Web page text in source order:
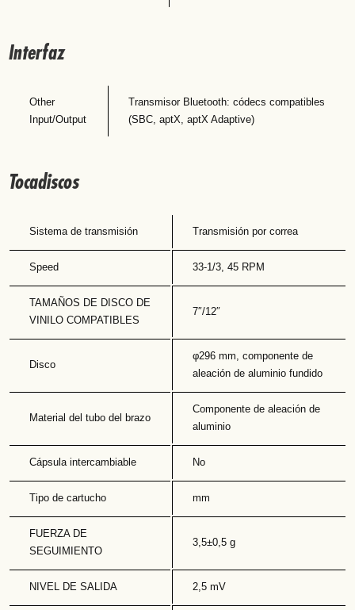
Interfaz
Other
Input/Output
Transmisor Bluetooth: códecs compatibles
(SBC, aptX, aptX Adaptive)
Tocadiscos
Sistema de transmisión Transmisión por correa
Speed 33-1/3, 45 RPM
TAMAÑOS DE DISCO DE
VINILO COMPATIBLES
7″/12″
Disco
φ296 mm, componente de
aleación de aluminio fundido
Material del tubo del brazo
Componente de aleación de
aluminio
Cápsula intercambiable No
Tipo de cartucho mm
FUERZA DE
SEGUIMIENTO
3,5±0,5 g
NIVEL DE SALIDA 2,5 mV